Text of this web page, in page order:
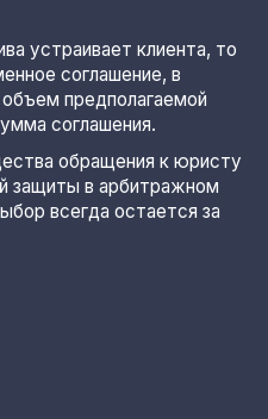
устраивает клиента, то
соглашение, в
предполагаемой
соглашения.
обращения к юристу
защиты в арбитражном
всегда остается за